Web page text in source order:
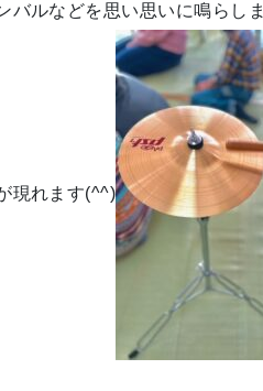
ルなどを思い思いに鳴らしま
現れます(^^)